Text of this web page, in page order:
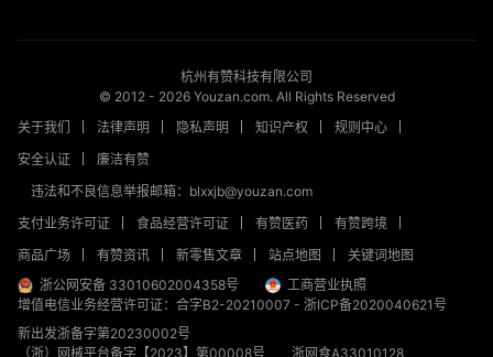
杭州有赞科技有限公司
© 2012 - 2026Youzan.com. All Rights Reserved
关于我们
法律声明 隐私声明 知识产权
规则中心
安全认证
廉洁有赞
违法和不良信息举报邮箱：blxxjb@youzan.com
支付业务许可证
食品经营许可证 有赞医药
有赞跨境
商品广场
有赞资讯 新零售文章 站点地图
关键词地图
浙公网安备 33010602004358号
工商营业执照
增值电信业务经营许可证：合字B2-20210007 - 浙ICP备2020040621号
新出发浙备字第20230002号
（浙）网械平台备字【2023】第00008号
浙网食A33010128